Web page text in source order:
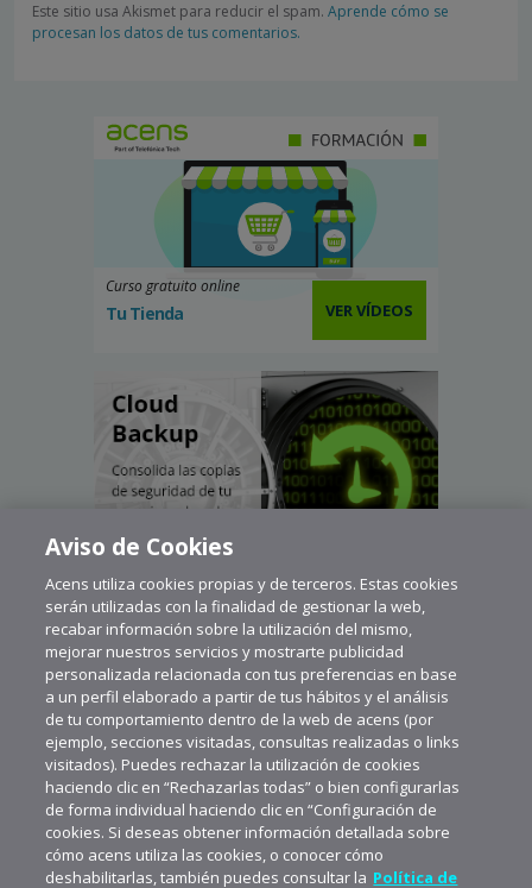
Este sitio usa Akismet para reducir el spam. Aprende cómo se
procesan los datos de tus comentarios.
Curso gratuito online
Tu Tienda VER VÍDEOS
Aviso de Cookies
Acens utiliza cookies propias y de terceros. Estas cookies
serán utilizadas con la finalidad de gestionar la web,
recabar información sobre la utilización del mismo,
mejorar nuestros servicios y mostrarte publicidad
personalizada relacionada con tus preferencias en base
a un perfil elaborado a partir de tus hábitos y el análisis
de tu comportamiento dentro de la web de acens (por
ejemplo, secciones visitadas, consultas realizadas o links
visitados). Puedes rechazar la utilización de cookies
haciendo clic en “Rechazarlas todas” o bien configurarlas
de forma individual haciendo clic en “Configuración de
cookies. Si deseas obtener información detallada sobre
cómo acens utiliza las cookies, o conocer cómo
deshabilitarlas, también puedes consultar la Política de